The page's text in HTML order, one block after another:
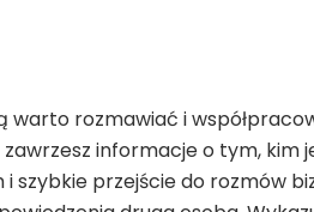
warto rozmawiać i
informacje o tym, kim
szybkie przejście do rozmów